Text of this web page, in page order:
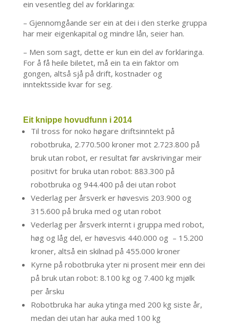
ein vesentleg del av forklaringa:
– Gjennomgåande ser ein at dei i den sterke gruppa
har meir eigenkapital og mindre lån, seier han.
– Men som sagt, dette er kun ein del av forklaringa.
For å få heile biletet, må ein ta ein faktor om
gongen, altså sjå på drift, kostnader og
inntektsside kvar for seg.
Eit knippe hovudfunn i 2014
Til tross for noko høgare driftsinntekt på
robotbruka, 2.770.500 kroner mot 2.723.800 på
bruk utan robot, er resultat før avskrivingar meir
positivt for bruka utan robot: 883.300 på
robotbruka og 944.400 på dei utan robot
Vederlag per årsverk er høvesvis 203.900 og
315.600 på bruka med og utan robot
Vederlag per årsverk internt i gruppa med robot,
høg og låg del, er høvesvis 440.000 og – 15.200
kroner, altså ein skilnad på 455.000 kroner
Kyrne på robotbruka yter ni prosent meir enn dei
på bruk utan robot: 8.100 kg og 7.400 kg mjølk
per årsku
Robotbruka har auka ytinga med 200 kg siste år,
medan dei utan har auka med 100 kg